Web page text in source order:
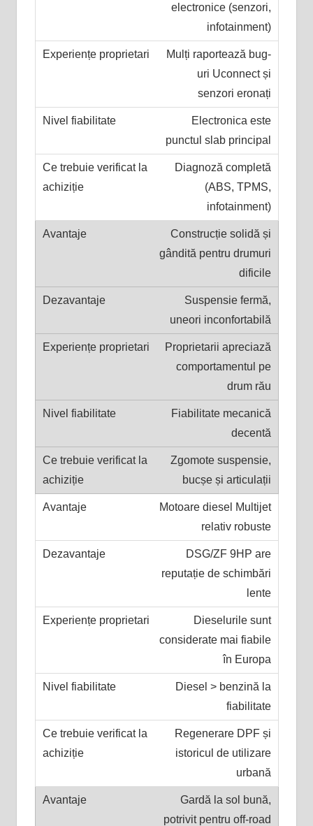
electronice (senzori,
infotainment)
Mulți raportează bug-
uri Uconnect și
senzori eronați
Electronica este
punctul slab principal
Diagnoză completă
(ABS, TPMS,
infotainment)
Construcție solidă și
gândită pentru drumuri
dificile
Suspensie fermă,
uneori inconfortabilă
Proprietarii apreciază
comportamentul pe
drum rău
Fiabilitate mecanică
decentă
Zgomote suspensie,
bucșe și articulații
Motoare diesel Multijet
relativ robuste
DSG/ZF 9HP are
reputație de schimbări
lente
Dieselurile sunt
considerate mai fiabile
în Europa
Diesel > benzină la
fiabilitate
Regenerare DPF și
istoricul de utilizare
urbană
Gardă la sol bună,
potrivit pentru off-road